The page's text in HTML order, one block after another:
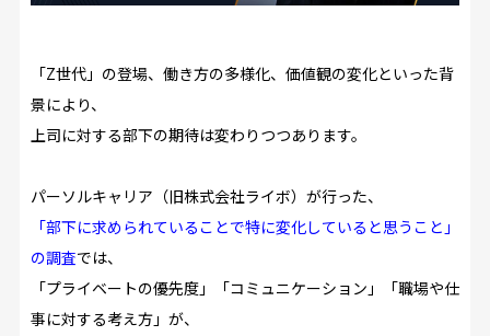
「Z世代」の登場、働き方の多様化、価値観の変化といった背
景により、
上司に対する部下の期待は変わりつつあります。
パーソルキャリア（旧株式会社ライボ）が行った、
「部下に求められていることで特に変化していると思うこと」
の調査では、
「プライベートの優先度」「コミュニケーション」「職場や仕
事に対する考え方」が、